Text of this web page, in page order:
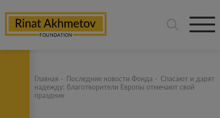
Главная - Последние новости Фонда - Спасают и дарят
надежду: благотворители Европы отмечают свой
праздник